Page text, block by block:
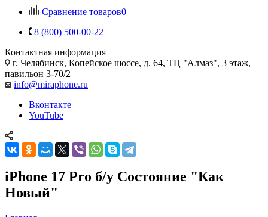
Сравнение товаров0
8 (800) 500-00-22
Контактная информация
г. Челябинск, Копейское шоссе, д. 64, ТЦ "Алмаз", 3 этаж,
павильон 3-70/2
info@miraphone.ru
Вконтакте
YouTube
iPhone 17 Pro б/у Состояние "Как
Новый"